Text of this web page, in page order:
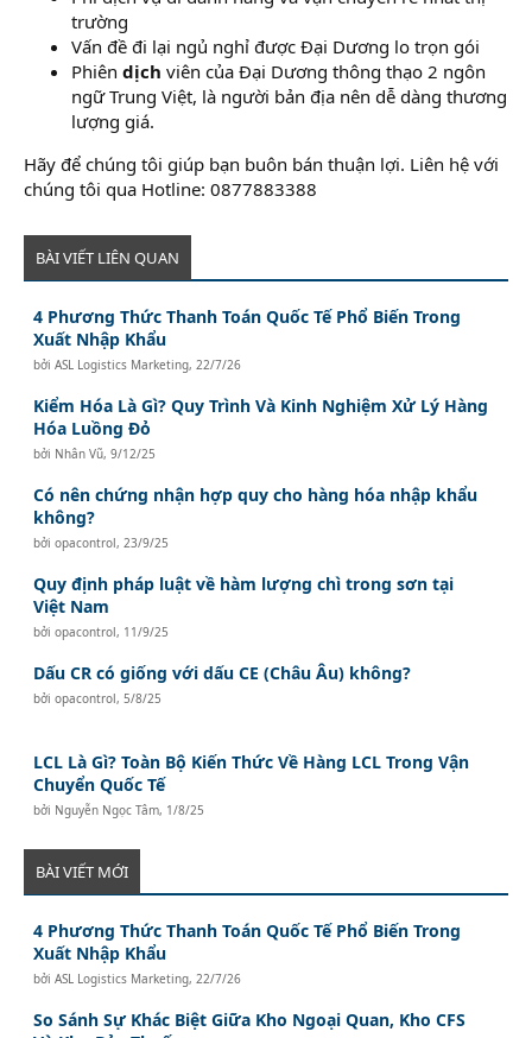
trường
Vấn đề đi lại ngủ nghỉ được Đại Dương lo trọn gói
Phiên dịch viên của Đại Dương thông thạo 2 ngôn
ngữ Trung Việt, là người bản địa nên dễ dàng thương
lượng giá.
Hãy để chúng tôi giúp bạn buôn bán thuận lợi. Liên hệ với
chúng tôi qua Hotline: 0877883388
BÀI VIẾT LIÊN QUAN
4 Phương Thức Thanh Toán Quốc Tế Phổ Biến Trong
Xuất Nhập Khẩu
bởiASL Logistics Marketing,22/7/26
Kiểm Hóa Là Gì? Quy Trình Và Kinh Nghiệm Xử Lý Hàng
Hóa Luồng Đỏ
bởi Nhân Vũ,9/12/25
Có nên chứng nhận hợp quy cho hàng hóa nhập khẩu
không?
bởiopacontrol,23/9/25
Quy định pháp luật về hàm lượng chì trong sơn tại
Việt Nam
bởiopacontrol, 11/9/25
Dấu CR có giống với dấu CE (Châu Âu) không?
bởiopacontrol,5/8/25
LCL Là Gì? Toàn Bộ Kiến Thức Về Hàng LCL Trong Vận
Chuyển Quốc Tế
bởi Nguyễn Ngọc Tâm, 1/8/25
BÀI VIẾT MỚI
4 Phương Thức Thanh Toán Quốc Tế Phổ Biến Trong
Xuất Nhập Khẩu
bởiASL Logistics Marketing,22/7/26
So Sánh Sự Khác Biệt Giữa Kho Ngoại Quan, Kho CFS